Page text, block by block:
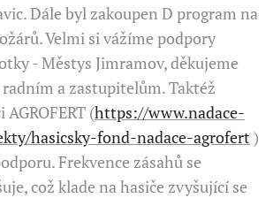
Dále byl zakoupen D program na
Velmi si vážíme podpory
- Městys Jimramov, děkujeme
a zastupitelům. Taktéž
(https://www.nadace-
hasicsky-fond-nadace-agrofert )
Frekvence zásahů se
což klade na hasiče zvyšující se